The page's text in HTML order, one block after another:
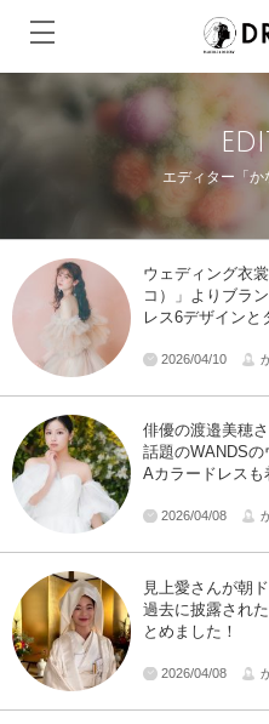
エディター「
ウェディング衣
コ）」よりブラ
レス6デザイン
2026/04/10
俳優の渡邉美穂
話題のWANDS
Aカラードレスも
2026/04/08
見上愛さんが朝
過去に披露され
とめました！
2026/04/08